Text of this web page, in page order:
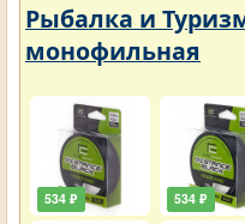
Рыбалка и
монофильная
534 ₽ 534 ₽